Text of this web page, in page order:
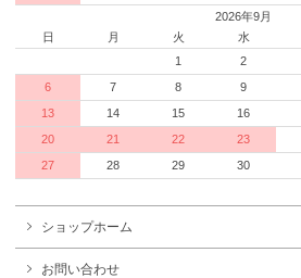
2026年9月
日
月 火 水
1
2
6
7 8 9
13
14 15 16
20
21 22 23
27
28 29 30
ショップホーム
お問い合わせ